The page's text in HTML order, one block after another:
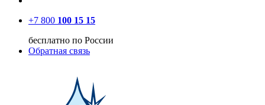
+7 800 100 15 15
бесплатно по России
Обратная связь